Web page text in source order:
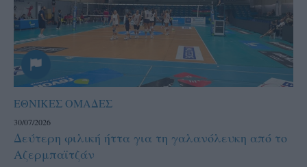
ΕΘΝΙΚΕΣ ΟΜΑΔΕΣ
30/07/2026
Δεύτερη φιλική ήττα για τη γαλανόλευκη από το
Αζερμπαϊτζάν